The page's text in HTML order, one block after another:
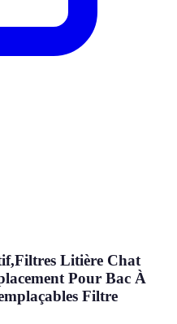
Litière Chat
Pour Bac À
Filtre